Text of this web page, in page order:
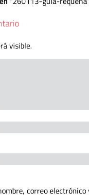
visible.
correo